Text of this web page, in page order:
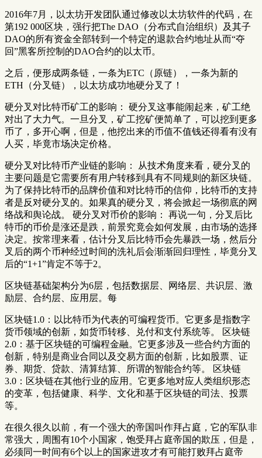
2016年7月，以太坊开发团队通过修改以太坊软件的代码，在
第192 000区块，强行把The DAO（分布式自治组织）及其子
DAO的所有资金全部转到一个特定的退款合约地址从而“夺
回”黑客所控制的DAO合约的以太币。
之后，便形成两条链，一条为ETC（原链），一条为新的
ETH（分叉链），以太坊成功地硬分叉了！
硬分叉对比特币矿工的影响： 硬分叉这事能闹起来，矿工绝
对出了大力气。一旦分叉，矿工挖矿便简单了，可以挖到更多
币了，多开心啊，但是，他挖出来的币值不值钱还得看有没有
人买，毕竟市场决定价格。
硬分叉对比特币产业链的影响： 从技术角度来看，硬分叉的
主要问题是它需要所有用户转移到具有不同规则的新区块链。
为了保持比特币的品牌价值和对比特币的信仰，比特币的支持
者是反对硬分叉的。如果真的硬分叉，将会掀起一场彻底的网
络战和舆论战。 硬分叉对币价的影响： 再说一句，分叉后比
特币的币价是涨还是跌，前景究竟会如何发展，由市场的选择
决定。按常理来看，估计分叉后比特币会先暴跌一场，然后分
叉后的两个币种经过时间的洗礼后会渐渐回归理性，毕竟分叉
后的“1+1”肯定不等于2。
区块链基础架构分为6层，包括数据层、网络层、共识层、激
励层、合约层、应用层。每
区块链1.0：以比特币为代表的可编程货币。它更多是指数字
货币领域的创新，如货币转移、兑付和支付系统等。 区块链
2.0：基于区块链的可编程金融。它更多涉及一些合约方面的
创新，特别是商业合同以及交易方面的创新，比如股票、证
券、期货、贷款、清算结算、所谓的智能合约等。 区块链
3.0：区块链在其他行业的应用。它更多地对应人类组织形态
的变革，包括健康、科学、文化和基于区块链的司法、投票
等。
在很久很久以前，有一个强大的帝国叫作拜占庭，它的军队非
常强大，周围有10个小国家，饱受拜占庭帝国的欺压，但是，
必须同一时间有6个以上的国家进攻才有可能打败拜占庭帝